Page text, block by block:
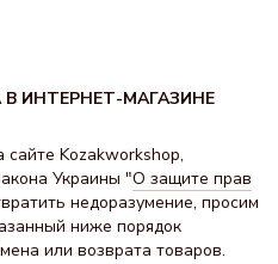
ИНТЕРНЕТ-МАГАЗИНЕ
Kozakworkshop,
Украины "О защите прав
недоразумение, просим
ниже порядок
или возврата товаров.